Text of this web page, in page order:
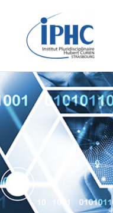
Institut
Curien –